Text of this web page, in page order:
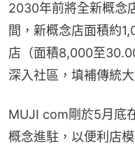
2030年前將全新概念
間，新概念店面積約
店（面積8,000至
深入社區，填補傳統
MUJI com剛於5月底
概念進駐，以便利店